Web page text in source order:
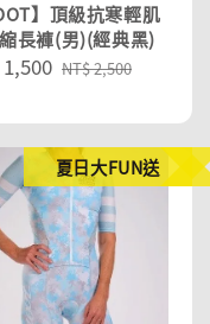
】頂級抗寒輕肌
長褲(男)(經典黑)
Regular
NT$ 2,500
夏日大FUN送